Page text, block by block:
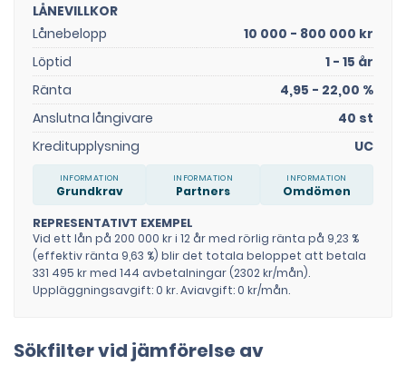
LÅNEVILLKOR
Lånebelopp
10 000 - 800 000 kr
Löptid
1 - 15 år
Ränta
4,95 - 22,00 %
Anslutna långivare
40 st
Kreditupplysning
UC
Grundkrav Partners Omdömen
REPRESENTATIVT EXEMPEL
Vid ett lån på 200 000 kr i 12 år med rörlig ränta på 9,23 %
(effektiv ränta 9,63 %) blir det totala beloppet att betala
331 495 kr med 144 avbetalningar (2302 kr/mån).
Uppläggningsavgift: 0 kr. Aviavgift: 0 kr/mån.
Sökfilter vid jämförelse av